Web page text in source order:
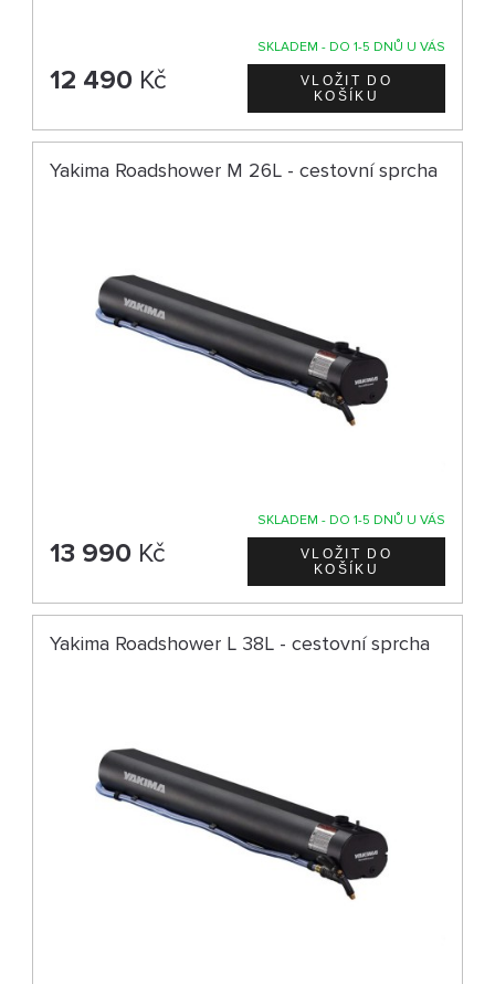
SKLADEM - DO 1-5 DNŮ U VÁS
12 490 Kč
Yakima Roadshower M 26L - cestovní sprcha
SKLADEM - DO 1-5 DNŮ U VÁS
13 990 Kč
Yakima Roadshower L 38L - cestovní sprcha